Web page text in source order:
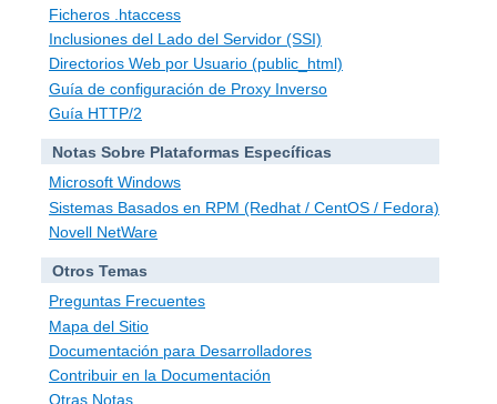
Ficheros .htaccess
Inclusiones del Lado del Servidor (SSI)
Directorios Web por Usuario (public_html)
Guía de configuración de Proxy Inverso
Guía HTTP/2
Notas Sobre Plataformas Específicas
Microsoft Windows
Sistemas Basados en RPM (Redhat / CentOS / Fedora)
Novell NetWare
Otros Temas
Preguntas Frecuentes
Mapa del Sitio
Documentación para Desarrolladores
Contribuir en la Documentación
Otras Notas